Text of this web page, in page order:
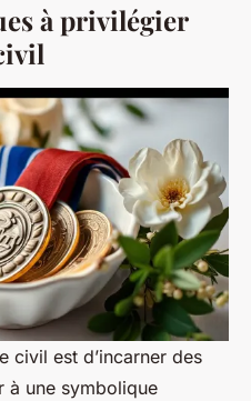
à privilégier
civil est d’incarner des
à une symbolique